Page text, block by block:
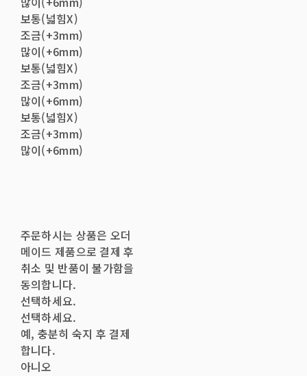
보통(넓힘X)
조금(+3mm)
많이(+6mm)
보통(넓힘X)
조금(+3mm)
많이(+6mm)
보통(넓힘X)
조금(+3mm)
많이(+6mm)
주문하시는 상품은 오더
메이드 제품으로 결제 후
취소 및 반품이 불가함을
동의합니다.
선택하세요.
선택하세요.
예, 충분히 숙지 후 결제
합니다.
아니오